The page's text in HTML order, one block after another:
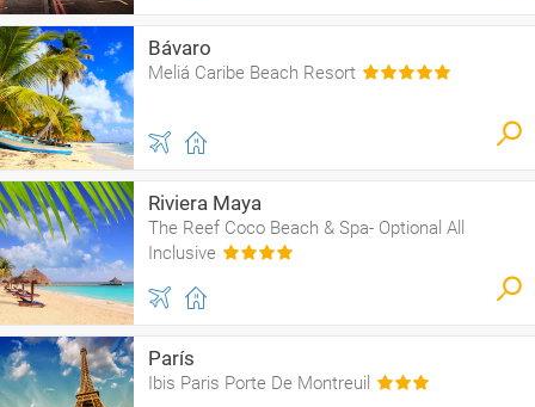
Bávaro
Meliá Caribe Beach Resort
Riviera Maya
The Reef Coco Beach & Spa- Optional All
Inclusive
París
Ibis Paris Porte De Montreuil